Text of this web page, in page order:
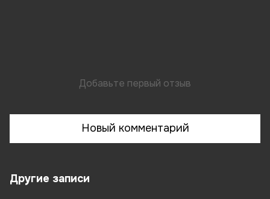
Добавьте первый отзыв
Новый комментарий
Другие записи